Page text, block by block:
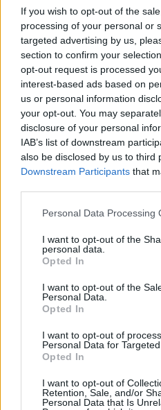
If you wish to opt-out of the
processing of your personal or
targeted advertising by us,
section to confirm your
opt-out request is processed
interest-based ads based on
us or personal information
your opt-out. You may
disclosure of your personal
IAB’s list of downstream
also be disclosed by us to third
Downstream Participants that
Please note that this website/
not limited to your visit or
grant or deny consent to
use your data for below
consent section.
Personal Data Processing
I want to opt-out of the
personal data.
Opted In
I want to opt-out of the
Personal Data.
Opted In
I want to opt-out of
Personal Data for Targeted
Opted In
I want to opt-out of
Retention, Sale, and/or
Personal Data that Is
Το cafe αποτέλεσε
του 19ου αιώνα. Ήταν,
Σταντάλ εκεί
στο Βατερλό, ενώ ο Βάγκνερ
επάνω όροφο, ακούγοντας
στο ισόγειο.